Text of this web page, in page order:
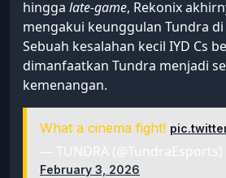
hingga late-game, Rekonix
mengakui keunggulan Tundra
Sebuah kesalahan kecil IYD Cs
dimanfaatkan Tundra menjadi
kemenangan.
What a cinema fight!
— TUNDRA (@TundraEsports)
February 3, 2026